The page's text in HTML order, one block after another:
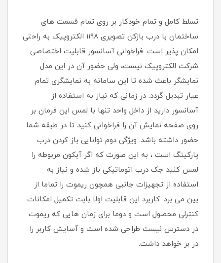
تسلط کامل و تمام خودکار بر روی تمام قسمت های
ساختمان با درب بازکن تصویری 1198 الکتروپیک به راحتی
امکان پذیر است. فراخوانی آسانسور قابلیت اختصاصی
شرکت الکتروپیک نیست، ولی حضور آن در این مدل
نمایشگر باعث شده تا این سامانه به نمایشگری تمام
عیار تبدیل گردد. در زمانی که نیاز به استفاده از
آسانسور دارید از داخل واحد تنها با لمس این فرمان بر
روی صفحه نمایش آن را فراخوانی کنید تا در طبقه شما
حضور داشته باشد. ویژگی دوم توانایی باز کردن درب
پارکینگ است ، به این صورت که اگر آیکون مربوطه را
لمس کنید جک درب اتوماتیکی باز شده و نیاز به
استفاده از تجهیزات جانبی همچون ریموت را تماما از
بین می برد. کاربرد این قابلیت اولا بابت تکمیل امکانات
کنترلی محصول است و دوما برای زمان هایی که ریموت
در دسترس نیست طراحی شده است و آسایش کاربر را
در بر خواهد داشت.